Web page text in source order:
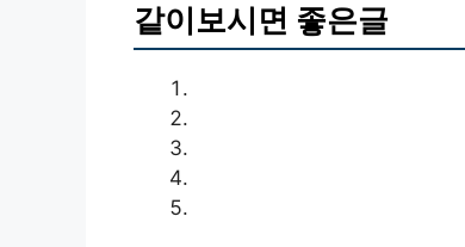
같이보시면 좋은글